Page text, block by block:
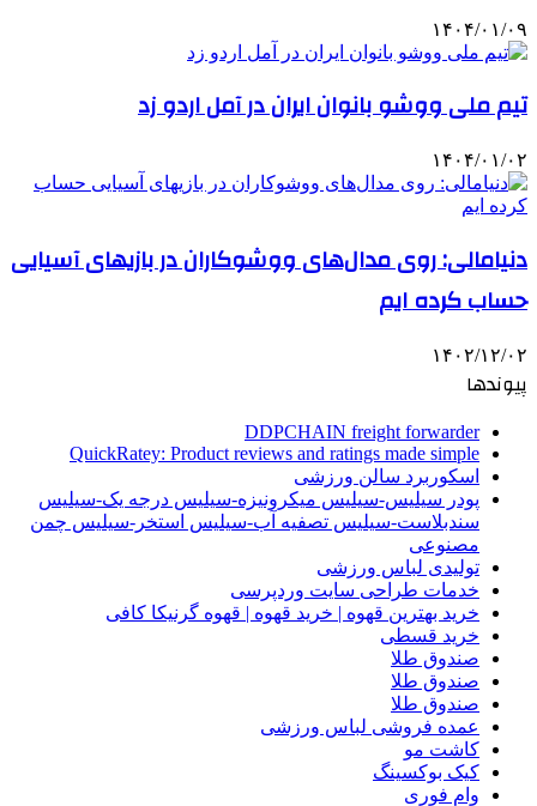
۱۴۰۴/۰۱/۰۹
تیم ملی ووشو بانوان ایران در آمل اردو زد
۱۴۰۴/۰۱/۰۲
دنیامالی: روی مدال‌های ووشوکاران در بازیهای آسیایی
حساب کرده ایم
۱۴۰۲/۱۲/۰۲
پیوندها
DDPCHAIN freight forwarder
QuickRatey: Product reviews and ratings made simple
اسکوربرد سالن ورزشی
پودر سیلیس-سیلیس میکرونیزه-سیلیس درجه یک-سیلیس
سندبلاست-سیلیس تصفیه آب-سیلیس استخر-سیلیس چمن
مصنوعی
تولیدی لباس ورزشی
خدمات طراحی سایت وردپرسی
خرید بهترین قهوه | خرید قهوه | قهوه گرنیکا کافی
خرید قسطی
صندوق طلا
صندوق طلا
صندوق طلا
عمده فروشی لباس ورزشی
کاشت مو
کیک بوکسینگ
وام فوری